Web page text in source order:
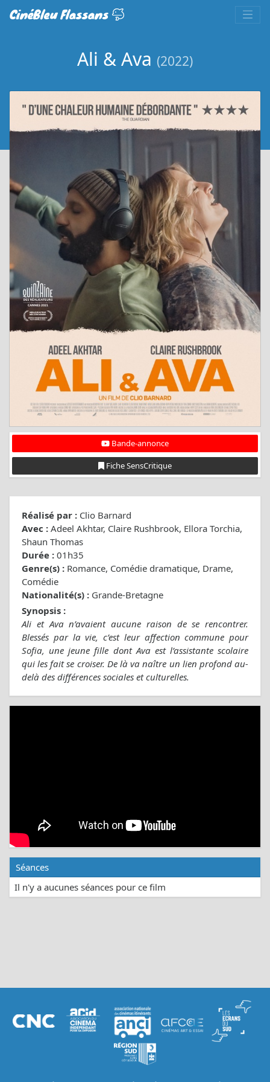
CinéBleu Flassans
Ali & Ava (2022)
Bande-annonce
Fiche SensCritique
Réalisé par : Clio Barnard
Avec : Adeel Akhtar, Claire Rushbrook, Ellora Torchia,
Shaun Thomas
Durée : 01h35
Genre(s) : Romance, Comédie dramatique, Drame,
Comédie
Nationalité(s) : Grande-Bretagne
Synopsis :
Ali et Ava n’avaient aucune raison de se rencontrer.
Blessés par la vie, c’est leur affection commune pour
Sofia, une jeune fille dont Ava est l’assistante scolaire
qui les fait se croiser. De là va naître un lien profond au-
delà des différences sociales et culturelles.
Séances
Il n'y a aucunes séances pour ce film